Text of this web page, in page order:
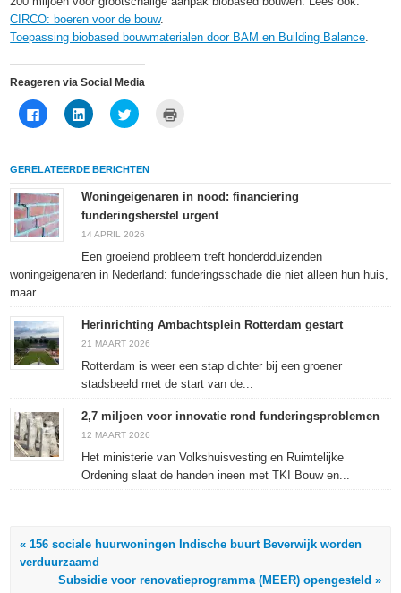
CIRCO: boeren voor de bouw.
Toepassing biobased bouwmaterialen door BAM en Building Balance.
Reageren via Social Media
Klik
om
Facebook
(Wordt
een
nieuw
venster
geopend)
Klik
om
delen
(Wordt
een
nieuw
venster
geopend)
Klik
om
Twitter
(Wordt
een
nieuw
venster
geopend)
nieuw
geopend)
GERELATEERDE BERICHTEN
Woningeigenaren in nood: financiering
funderingsherstel urgent
14 APRIL 2026
Een groeiend probleem treft honderdduizenden
woningeigenaren in Nederland: funderingsschade die niet alleen hun huis,
maar...
Herinrichting Ambachtsplein Rotterdam gestart
21 MAART 2026
Rotterdam is weer een stap dichter bij een groener
stadsbeeld met de start van de...
2,7 miljoen voor innovatie rond funderingsproblemen
12 MAART 2026
Het ministerie van Volkshuisvesting en Ruimtelijke
Ordening slaat de handen ineen met TKI Bouw en...
« 156 sociale huurwoningen Indische buurt Beverwijk worden
verduurzaamd
Subsidie voor renovatieprogramma (MEER) opengesteld »